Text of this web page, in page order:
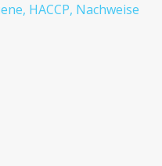
HACCP, Nachweise